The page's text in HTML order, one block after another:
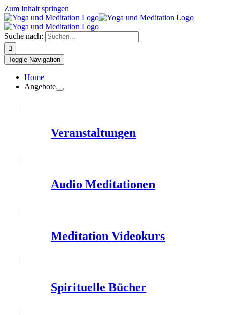
Zum Inhalt springen
Suche nach:
Toggle Navigation
Home
Angebote
Veranstaltungen
Audio Meditationen
Meditation Videokurs
Spirituelle Bücher